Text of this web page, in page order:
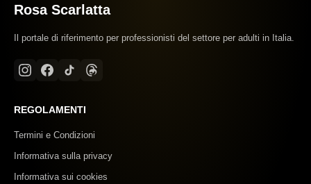
Rosa Scarlatta
Il portale di riferimento per professionisti del settore per adulti in Italia.
REGOLAMENTI
Termini e Condizioni
Informativa sulla privacy
Informativa sui cookies